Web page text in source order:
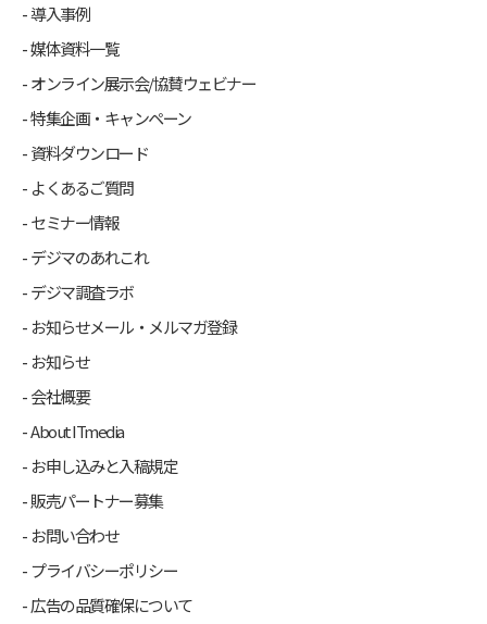
導入事例
媒体資料一覧
オンライン展示会/協賛ウェビナー
特集企画・キャンペーン
資料ダウンロード
よくあるご質問
セミナー情報
デジマのあれこれ
デジマ調査ラボ
お知らせメール・メルマガ登録
お知らせ
会社概要
About ITmedia
お申し込みと入稿規定
販売パートナー募集
お問い合わせ
プライバシーポリシー
広告の品質確保について